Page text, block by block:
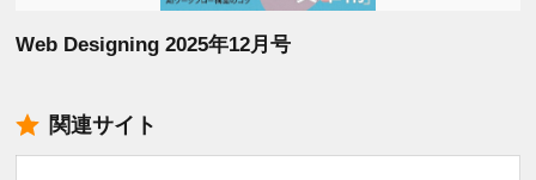
Web Designing 2025年12月号
関連サイト